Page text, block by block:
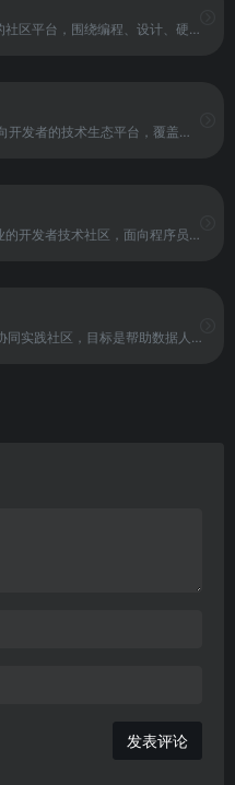
V2EX 是一个面向创意工作者的社区平台，围绕编程、设计、硬件、游戏等话题展开讨论。社区以开放、自由的讨论氛围为特点，用户可以在这里分享观点、交流经验、获取灵感，并与同好建立联系。
阿里云开发者社区是阿里云面向开发者的技术生态平台，覆盖云计算、人工智能、云原生、大数据、数据库、安全、开发、运维等技术领域。社区以分享、交流、学习、认证、实践与活动为核心服务能力，帮助开发者构建完整的技能体系并在实际项目中应用。
SegmentFault 思否是中国专业的开发者技术社区，面向程序员与技术从业者提供技术问答、技术博客、技术课程与技术资讯等服务。平台以“纯粹、高质”的技术交流为核心定位，旨在让开发者在学习与工作中获得更可靠的解决方案与更系统的知识沉淀。
面向数据科学与AI技术领域的协同实践社区，目标是帮助数据人才在交流中享受学习，在实践中快速成长。社区汇聚了开源代码、实战案例、数据竞赛机会与学习资源，支持用户在线分享项目、参与讨论并构建个人成长路径。
发表评论